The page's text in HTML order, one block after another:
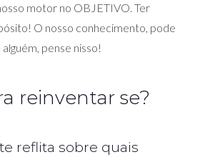
motor no OBJETIVO. Ter
O nosso conhecimento, pode
pense nisso!
reinventar se?
reflita sobre quais